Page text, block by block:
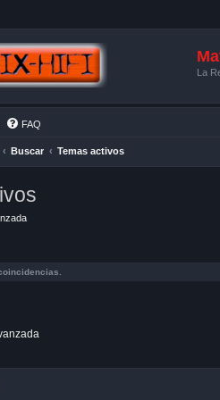
La
FAQ
Buscar Temas activos